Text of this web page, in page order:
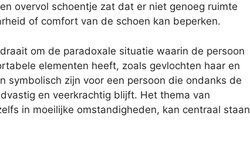
overvol schoentje zat dat er niet genoeg ruimte
of comfort van de schoen kan beperken.
om de paradoxale situatie waarin de persoon
elementen heeft, zoals gevlochten haar en
symbolisch zijn voor een persoon die ondanks de
en veerkrachtig blijft. Het thema van
in moeilijke omstandigheden, kan centraal staan